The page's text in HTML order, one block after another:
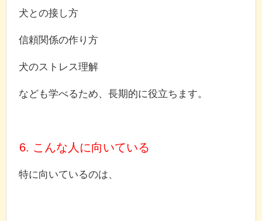
犬との接し方
信頼関係の作り方
犬のストレス理解
なども学べるため、長期的に役立ちます。
6. こんな人に向いている
特に向いているのは、